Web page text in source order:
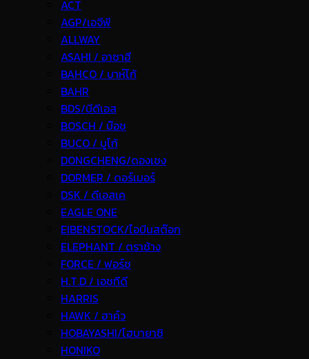
ACT
AGP/เอจีพี
ALLWAY
ASAHI / อาซาฮี
BAHCO / บาห์โก้
BAHR
BDS/บีดีเอส
BOSCH / บ๊อช
BUCO / บูโก้
DONGCHENG/ดองเชง
DORMER / ดอร์เมอร์
DSK / ดีเอสเค
EAGLE ONE
EIBENSTOCK/ไอบีนสต๊อก
ELEPHANT / ตราช้าง
FORCE / ฟอร์ช
H.T.D / เอชทีดี
HARRIS
HAWK / ฮาค์ว
HOBAYASHI/โฮบายาชิ
HONIKO